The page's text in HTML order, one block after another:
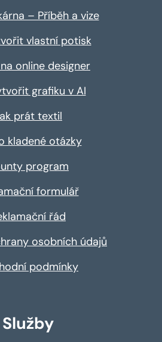
– Příběh a vize
vlastní potisk
online designer
grafiku v AI
prát textil
kladené otázky
program
formulář
řád
osobních údajů
podmínky
Služby